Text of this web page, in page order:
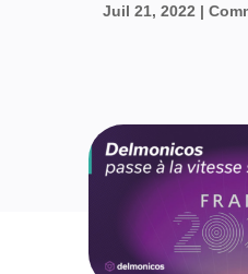
Juil 21, 2022 |